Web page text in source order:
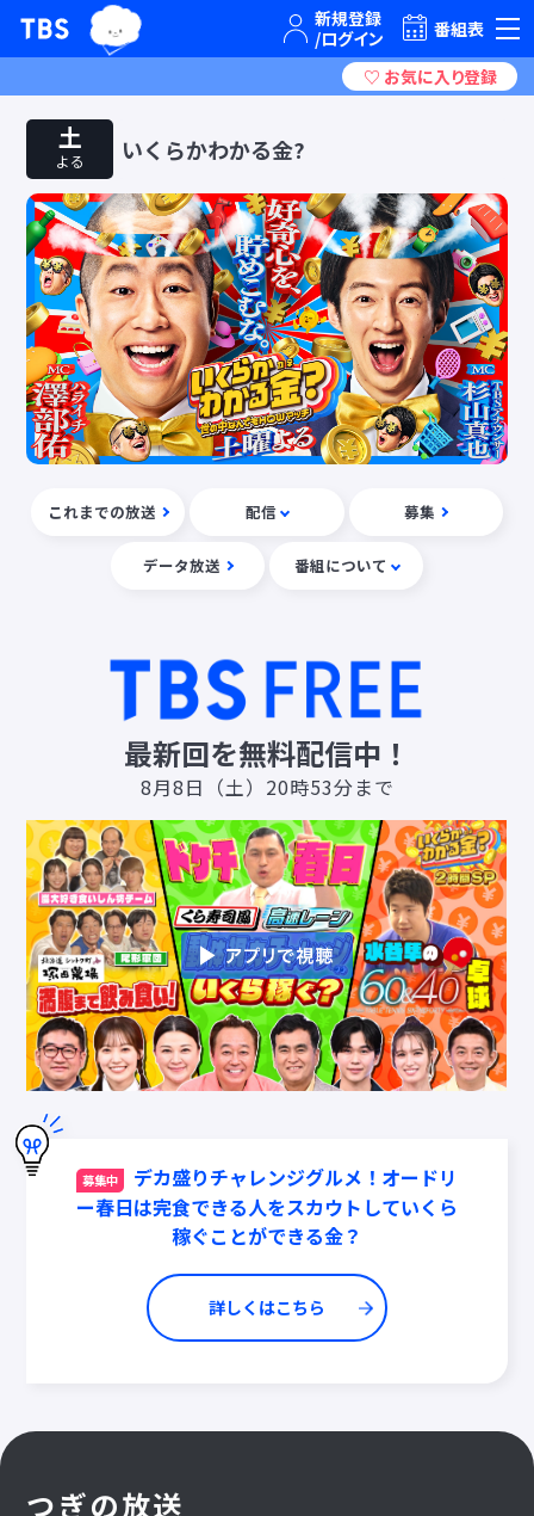
TBSテレビ｜ときめくときを。
TBSグループキャラクター『ワクティ』番組表
土
よる いくらかわかる金?
これまでの放送 配信 募集
データ放送 番組について
最新回を無料配信中！
8月8日（土）20時53分まで
募集中
デカ盛りチャレンジグルメ！オードリ
ー春日は完食できる人をスカウトしていくら
稼ぐことができる金？
詳しくはこちら
つぎの放送